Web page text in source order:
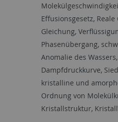
Effusionsgesetz, Reale
Gleichung,
Phasenübergang,
Anomalie des
Dampfdruckkurve,
kristalline und
Ordnung von
Kristallstruktur,